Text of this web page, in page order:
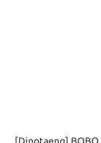
[Dinotaeng] BOBO